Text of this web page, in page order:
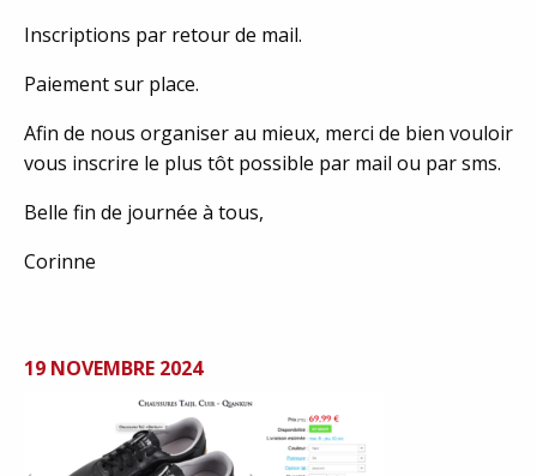
Inscriptions par retour de mail.
Paiement sur place.
Afin de nous organiser au mieux, merci de bien vouloir
vous inscrire le plus tôt possible par mail ou par sms.
Belle fin de journée à tous,
Corinne
19 NOVEMBRE 2024